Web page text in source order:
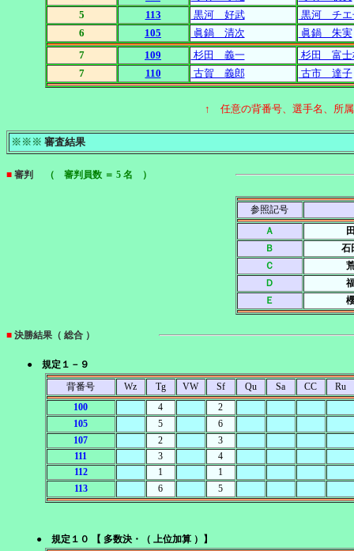
5
113 黒河 好武
黒河 チエ
6
105 眞鍋 清次
眞鍋 朱実
7
109 杉田 義一
杉田 富士
7
110 古賀 義郎 古市 達子
↑ 任意の背番号、選手名、所
※※※ 審査結果
■ 審判 （ 審判員数 ＝ 5 名 ）
参照記号
Ａ
Ｂ
石
Ｃ
Ｄ
Ｅ
■ 決勝結果（ 総合 ）
● 規定１－９
背番号
Wz Tg VW Sf Qu Sa CC
Ru
100
4
2
105
5
6
107
2
3
111
3
4
112
1
1
113
6 5
● 規定１０ 【 多数決・（ 上位加算 ）】